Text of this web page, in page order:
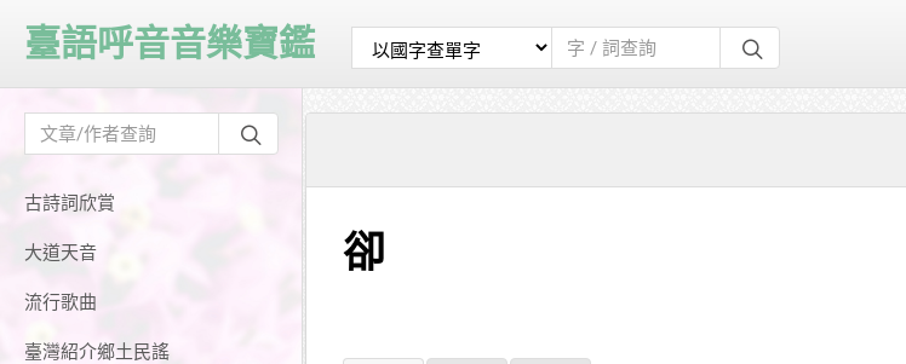
古詩詞欣賞
大道天音
流行歌曲
臺灣紹介鄉土民謠
臺語呼音音樂寶鑑
卻